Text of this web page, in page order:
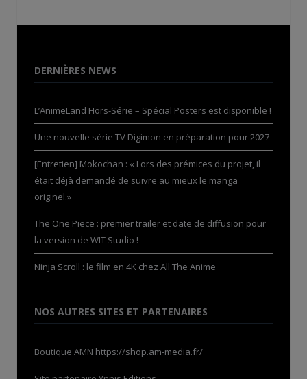
DERNIÈRES NEWS
L’AnimeLand Hors-Série – Spécial Posters est disponible !
Une nouvelle série TV Digimon en préparation pour 2027
[Entretien] Mokochan : « Lors des prémices du projet, il
était déjà demandé de suivre au mieux le manga
originel.»
The One Piece : premier trailer et date de diffusion pour
la version de WIT Studio !
Ninja Scroll : le film en 4K chez All The Anime
NOS AUTRES SITES ET PARTENAIRES
Boutique AMN https://shop.am-media.fr/